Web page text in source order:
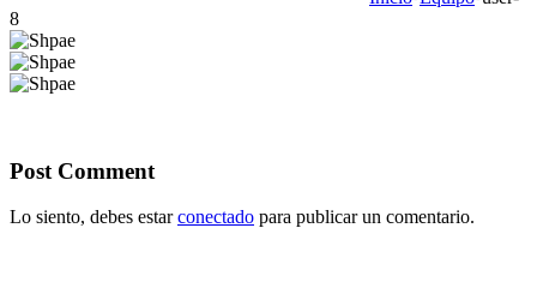
8
Post Comment
Lo siento, debes estarconectado para publicar un comentario.